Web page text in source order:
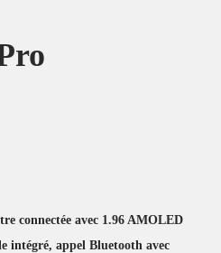
connectée avec 1.96 AMOLED
intégré, appel Bluetooth avec